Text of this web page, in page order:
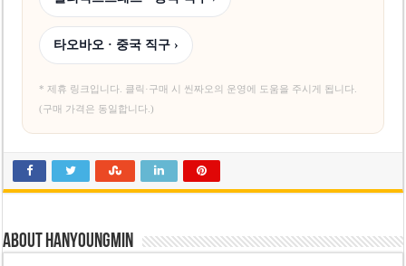
타오바오 · 중국 직구 ›
* 제휴 링크입니다. 클릭·구매 시 씬짜오의 운영에 도움을 주시게 됩니다.
(구매 가격은 동일합니다.)
About hanyoungmin